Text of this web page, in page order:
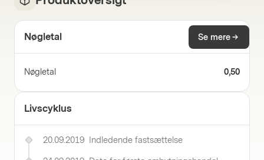
Nøgletal Se mere
Nøgletal 0,50
Livscyklus
20.09.2019 Indledende fastsættelse